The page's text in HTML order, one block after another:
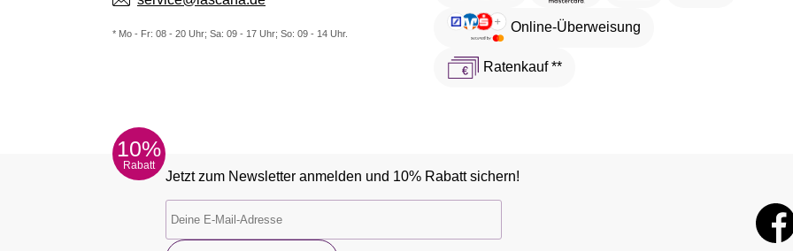
* Mo - Fr: 08 - 20 Uhr; Sa: 09 - 17 Uhr; So: 09 - 14 Uhr. Online-Überweisung
Ratenkauf **
10%
Rabatt
Jetzt zum Newsletter anmelden und 10% Rabatt sichern!